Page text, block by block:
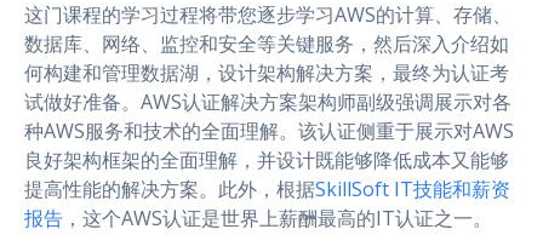
这门课程的学习过程将带您逐步学习AWS的计算、存储、
数据库、网络、监控和安全等关键服务，然后深入介绍如
何构建和管理数据湖，设计架构解决方案，最终为认证考
试做好准备。AWS认证解决方案架构师副级强调展示对各
种AWS服务和技术的全面理解。该认证侧重于展示对AWS
良好架构框架的全面理解，并设计既能够降低成本又能够
提高性能的解决方案。此外，根据SkillSoft IT技能和薪资
报告 ，这个AWS认证是世界上薪酬最高的IT认证之一。